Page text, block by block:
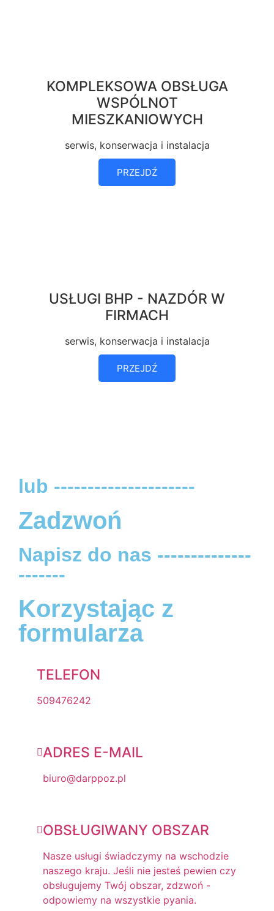
KOMPLEKSOWA OBSŁUGA
WSPÓLNOT
MIESZKANIOWYCH
serwis, konserwacja i instalacja
PRZEJDŹ
USŁUGI BHP - NAZDÓR W
FIRMACH
serwis, konserwacja i instalacja
PRZEJDŹ
Napisz do nas --------------
-------
Korzystając z
formularza
lub ---------------------
Zadzwoń
TELEFON
509476242
ADRES E-MAIL
biuro@darppoz.pl
OBSŁUGIWANY OBSZAR
Nasze usługi świadczymy na wschodzie
naszego kraju. Jeśli nie jesteś pewien czy
obsługujemy Twój obszar, zdzwoń -
odpowiemy na wszystkie pyania.